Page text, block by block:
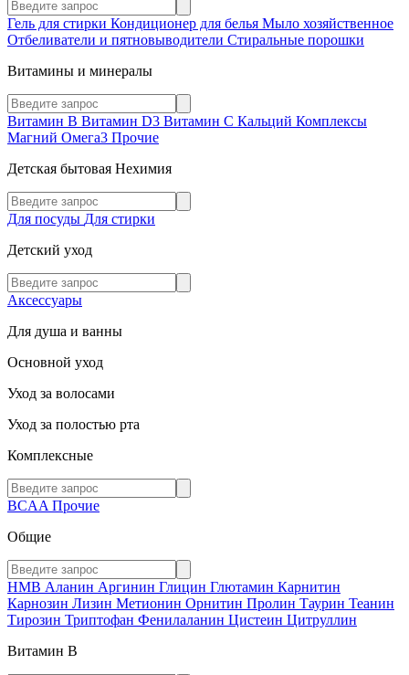
Гель для стирки Кондиционер для белья Мыло хозяйственное
Отбеливатели и пятновыводители Стиральные порошки
Витамины и минералы
Витамин В Витамин D3 Витамин С Кальций Комплексы
Магний Омега3 Прочие
Детская бытовая Нехимия
Для посуды Для стирки
Детский уход
Аксессуары
Для душа и ванны
Основной уход
Уход за волосами
Уход за полостью рта
Комплексные
BCAA Прочие
Общие
HMB Аланин Аргинин Глицин Глютамин Карнитин
Карнозин Лизин Метионин Орнитин Пролин Таурин Теанин
Тирозин Триптофан Фенилаланин Цистеин Цитруллин
Витамин В